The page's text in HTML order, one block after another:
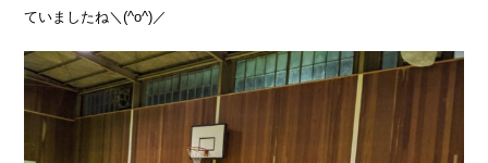
ていましたね＼(^o^)／